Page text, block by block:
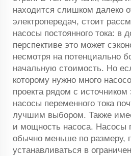
находится слишком далеко
электропередач, стоит
насосы постоянного тока: в
перспективе это может
несмотря на потенциально
начальную стоимость. Но
которому нужно много
проекта рядом с источником
насосы переменного тока
лучшим выбором. Также
и мощность насоса. Насосы
обычно меньше по размеру,
устанавливаться в